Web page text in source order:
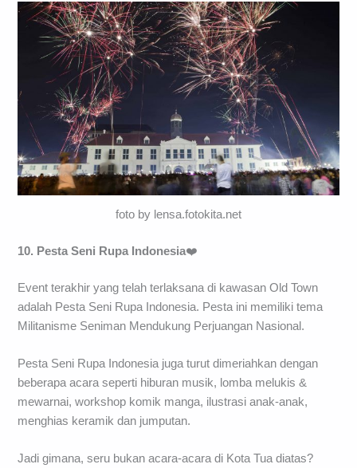
foto by lensa.fotokita.net
10. Pesta Seni Rupa Indonesia❤️
Event terakhir yang telah terlaksana di kawasan Old Town
adalah Pesta Seni Rupa Indonesia. Pesta ini memiliki tema
Militanisme Seniman Mendukung Perjuangan Nasional.
Pesta Seni Rupa Indonesia juga turut dimeriahkan dengan
beberapa acara seperti hiburan musik, lomba melukis &
mewarnai, workshop komik manga, ilustrasi anak-anak,
menghias keramik dan jumputan.
Jadi gimana, seru bukan acara-acara di Kota Tua diatas?